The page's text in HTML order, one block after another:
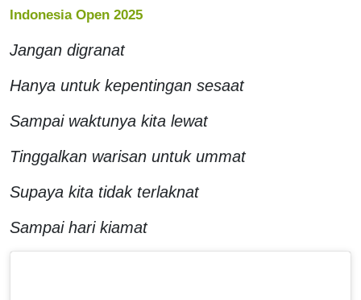
Indonesia Open 2025
Jangan digranat
Hanya untuk kepentingan sesaat
Sampai waktunya kita lewat
Tinggalkan warisan untuk ummat
Supaya kita tidak terlaknat
Sampai hari kiamat